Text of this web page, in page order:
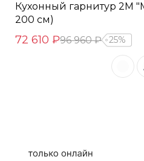
Кухонный гарнитур 2М
200 см)
72 610 ₽96 960 ₽ 25%